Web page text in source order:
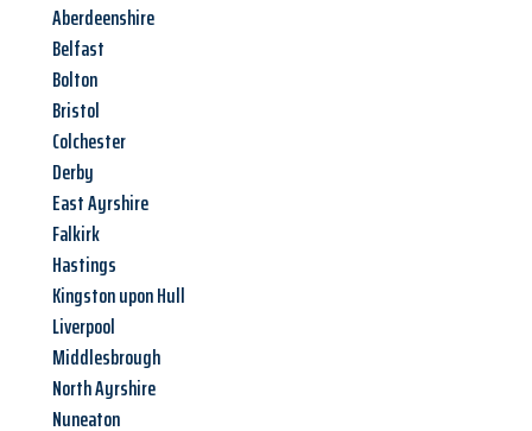
Aberdeenshire
Belfast
Bolton
Bristol
Colchester
Derby
East Ayrshire
Falkirk
Hastings
Kingston upon Hull
Liverpool
Middlesbrough
North Ayrshire
Nuneaton